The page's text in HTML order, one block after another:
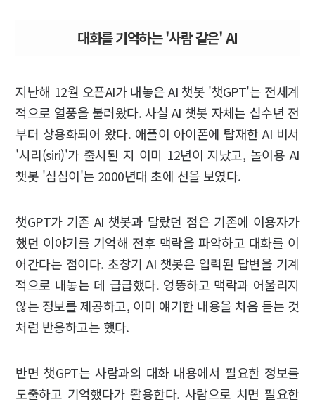
대화를 기억하는 '사람 같은' AI
지난해 12월 오픈AI가 내놓은 AI 챗봇 '챗GPT'는 전세계
적으로 열풍을 불러왔다. 사실 AI 챗봇 자체는 십수년 전
부터 상용화되어 왔다. 애플이 아이폰에 탑재한 AI 비서
'시리(siri)'가 출시된 지 이미 12년이 지났고, 놀이용 AI
챗봇 '심심이'는 2000년대 초에 선을 보였다.
챗GPT가 기존 AI 챗봇과 달랐던 점은 기존에 이용자가
했던 이야기를 기억해 전후 맥락을 파악하고 대화를 이
어간다는 점이다. 초창기 AI 챗봇은 입력된 답변을 기계
적으로 내놓는 데 급급했다. 엉뚱하고 맥락과 어울리지
않는 정보를 제공하고, 이미 얘기한 내용을 처음 듣는 것
처럼 반응하고는 했다.
반면 챗GPT는 사람과의 대화 내용에서 필요한 정보를
도출하고 기억했다가 활용한다. 사람으로 치면 필요한